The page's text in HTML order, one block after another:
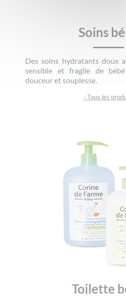
Soins
Des soins hydratants doux
sensible et fragile de
douceur et souplesse.
› Tous les
Toilette